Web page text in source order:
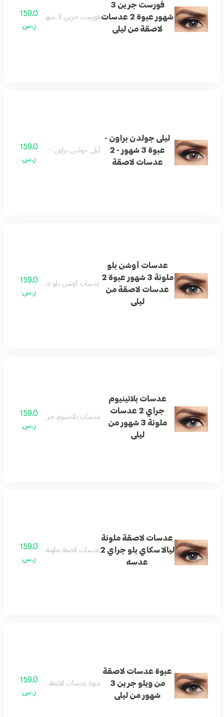
فورست جرين 3
شهور عبوة 2 عدسات
لاصقة من ليلى
فورست جرين 3 شهور عبوة 2 عدسات لاصقة من ليلى
159.0
ر.س
ليلى جولدن براون -
عبوة 3 شهور - 2
عدسات لاصقة
ليلى جولدن براون - عبوة 3 شهور - 2 عدسات لاصقة159.0
ر.س
عدسات أوشن بلو
ملونة 3 شهور عبوة 2
عدسات لاصقة من
ليلى
عدسات أوشن بلو ملونة 3 شهور عبوة 2 عدسات لاصقة من ليلى159.0
ر.س
عدسات بلاتينيوم
جراي 2 عدسات
ملونة 3 شهور من
ليلى
عدسات بلاتينيوم جراي 2 عدسات ملونة 3 شهور من ليلى
159.0
ر.س
عدسات لاصقة ملونة
ليالا سكاي بلو جراي 2
عدسه
عدسات لاصقة ملونة ليالا سكاي بلو جراي
159.0
ر.س
عبوة عدسات لاصقة
من ويلو جرين 3
شهور من ليلى
عبوة عدسات لاصقة من ويلو جرين 3 شهور من ليلى
159.0
ر.س